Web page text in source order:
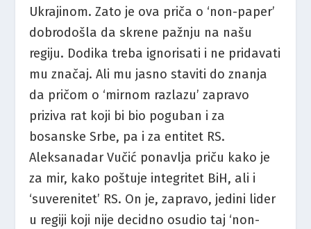
Ukrajinom. Zato je ova priča o ‘non-paper’
dobrodošla da skrene pažnju na našu
regiju. Dodika treba ignorisati i ne pridavati
mu značaj. Ali mu jasno staviti do znanja
da pričom o ‘mirnom razlazu’ zapravo
priziva rat koji bi bio poguban i za
bosanske Srbe, pa i za entitet RS.
Aleksanadar Vučić ponavlja priču kako je
za mir, kako poštuje integritet BiH, ali i
‘suverenitet’ RS. On je, zapravo, jedini lider
u regiji koji nije decidno osudio taj ‘non-